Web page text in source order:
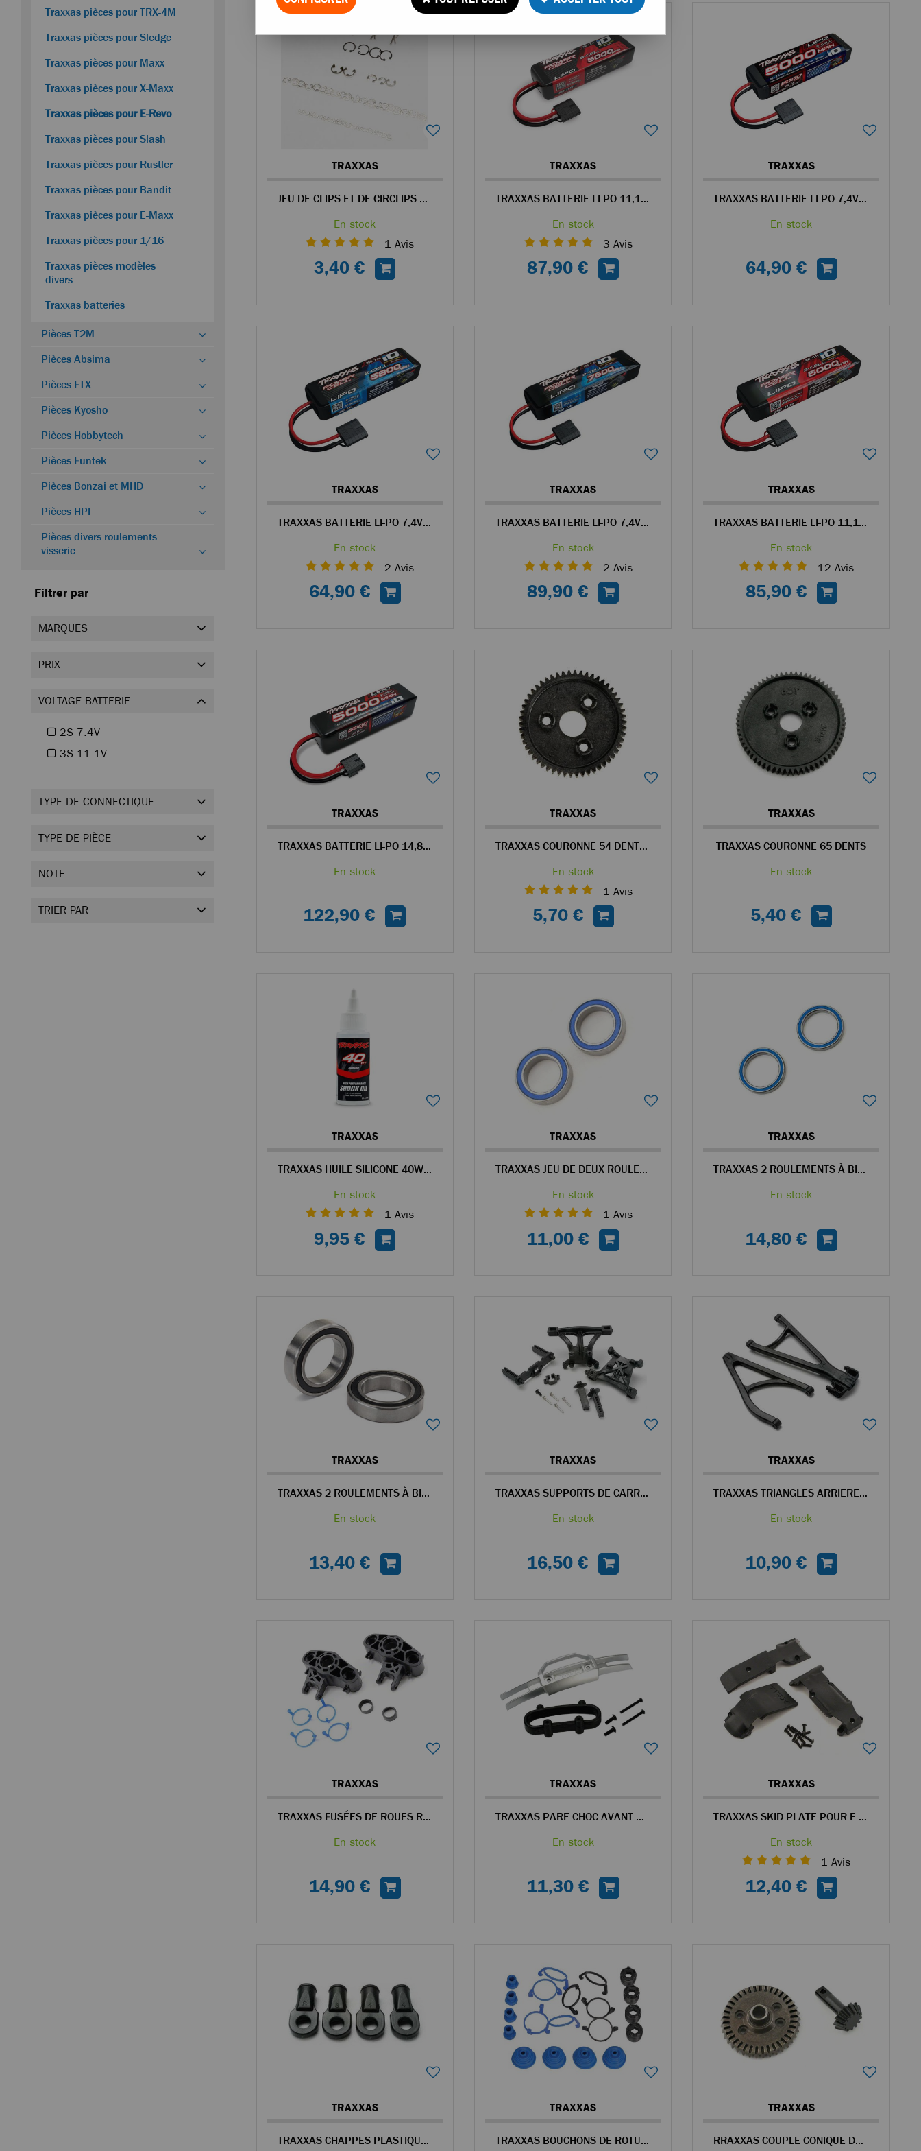
Traxxas pièces pour TRX-4M
Traxxas pièces pour Sledge
Traxxas pièces pour Maxx
Traxxas pièces pour X-Maxx
Traxxas pièces pour E-Revo
Traxxas pièces pour Slash
Traxxas pièces pour Rustler
Traxxas pièces pour Bandit
Traxxas pièces pour E-Maxx
Traxxas pièces pour 1/16
Traxxas pièces modèles
divers
Traxxas batteries
Pièces T2M
Pièces Absima
Pièces FTX
Pièces Kyosho
Pièces Hobbytech
Pièces Funtek
Pièces Bonzai et MHD
Pièces HPI
Pièces divers roulements
visserie
Filtrer par
MARQUES
PRIX
VOLTAGE BATTERIE
2S 7.4V
3S 11.1V
TYPE DE CONNECTIQUE
TYPE DE PIÈCE
NOTE
TRIER PAR
TRAXXAS
JEU DE CLIPS ET DE CIRCLIPS DE DIFFÉRENTES DIMENSIONS
En stock
1 Avis
3,40 €
TRAXXAS
TRAXXAS BATTERIE LI-PO 11,1V 3S 5000MAH COURTE
En stock
3 Avis
87,90 €
TRAXXAS
TRAXXAS BATTERIE LI-PO 7,4V 2S 5000MAH ID COURTE
En stock
64,90 €
TRAXXAS
TRAXXAS BATTERIE LI-PO 7,4V 2S 5800MAH ID
En stock
2 Avis
64,90 €
TRAXXAS
TRAXXAS BATTERIE LI-PO 7,4V 2S 7600MAH ID
En stock
2 Avis
89,90 €
TRAXXAS
TRAXXAS BATTERIE LI-PO 11,1V 3S 5000MAH ID
En stock
12 Avis
85,90 €
TRAXXAS
TRAXXAS BATTERIE LI-PO 14,8V 4S 5000MAH ID LONGUE
En stock
122,90 €
TRAXXAS
TRAXXAS COURONNE 54 DENTS POUR VOITURE RC
En stock
1 Avis
5,70 €
TRAXXAS
TRAXXAS COURONNE 65 DENTS
En stock
5,40 €
TRAXXAS
TRAXXAS HUILE SILICONE 40WT PREMIUM POUR AMORTISSEURS VISCOSITÉ 500
En stock
1 Avis
9,95 €
TRAXXAS
TRAXXAS JEU DE DEUX ROULEMENTS À BILLES 10X15X4 MM
En stock
1 Avis
11,00 €
TRAXXAS
TRAXXAS 2 ROULEMENTS À BILLES 20X27X4 MM
En stock
14,80 €
TRAXXAS
TRAXXAS 2 ROULEMENTS À BILLE 20X32X7MM
En stock
13,40 €
TRAXXAS
TRAXXAS SUPPORTS DE CARROSSERIE 1/8
En stock
16,50 €
TRAXXAS
TRAXXAS TRIANGLES ARRIERE REVO 1/8
En stock
10,90 €
TRAXXAS
TRAXXAS FUSÉES DE ROUES REVO
En stock
14,90 €
TRAXXAS
TRAXXAS PARE-CHOC AVANT POUR E-REVO
En stock
11,30 €
TRAXXAS
TRAXXAS SKID PLATE POUR E-REVO
En stock
1 Avis
12,40 €
TRAXXAS
TRAXXAS CHAPPES PLASTIQUE POUR TRUCK
TRAXXAS
TRAXXAS BOUCHONS DE ROTULE DE DIRECTION
TRAXXAS
RRAXXAS COUPLE CONIQUE DE DIFF. POUR E-REVO